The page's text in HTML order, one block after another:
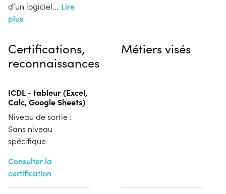
d’un logiciel... Lire
plus
Certifications,
reconnaissances
ICDL - tableur (Excel,
Calc, Google Sheets)
Niveau de sortie :
Sans niveau
spécifique
Consulter la
certification
Métiers visés